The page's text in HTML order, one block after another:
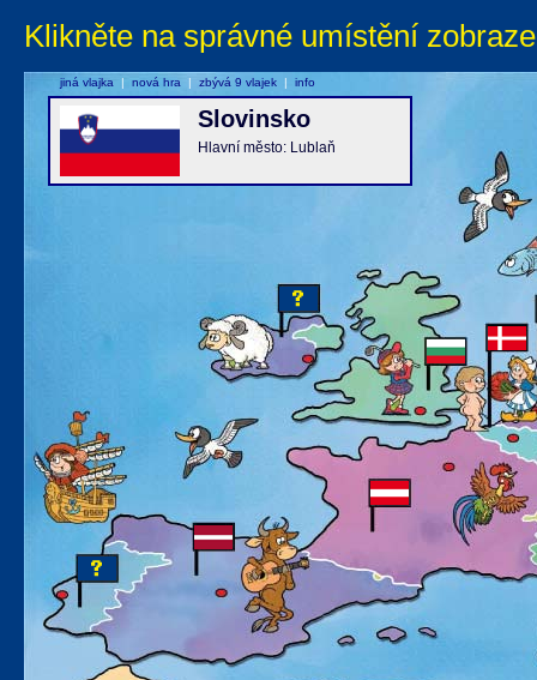
Klikněte na správné umístění
Slovinsko
Hlavní město: Lublaň
jiná vlajka | nová hra | zbývá 9 vlajek | info